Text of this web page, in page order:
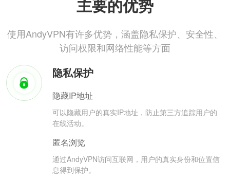
主要的优势
使用AndyVPN有许多优势，涵盖隐私保护、安全性、
访问权限和网络性能等方面
隐私保护
隐藏IP地址
可以隐藏用户的真实IP地址，防止第三方追踪用户的
在线活动。
匿名浏览
通过AndyVPN访问互联网，用户的真实身份和位置信
息得到保护。